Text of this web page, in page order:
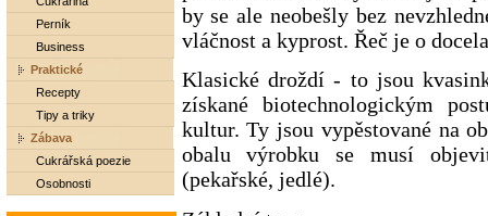
Perník
Business
Praktické
Recepty
Tipy a triky
Zábava
Cukrářská poezie
Osobnosti
by se ale neobešly bez
vláčnost a kyprost. Řeč je o
Klasické droždí - to jsou
získané biotechnologickým
kultur. Ty jsou vypěstované na
obalu výrobku se musí
(pekařské, jedlé).